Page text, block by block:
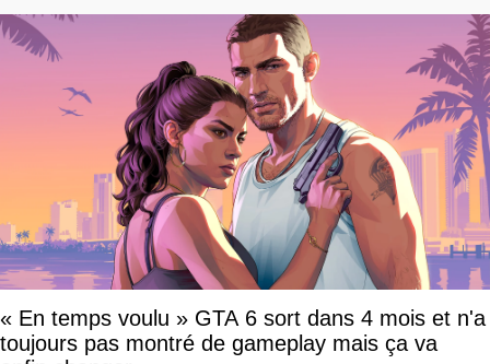
« En temps voulu » GTA 6 sort dans 4 mois et n'a
toujours pas montré de gameplay mais ça va